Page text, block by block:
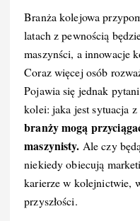
Branża kolejowa
latach z pewnością
maszynści, a innowacje
Coraz więcej osób
Pojawia się jednak
kolei: jaka jest sytuacja
branży mogą
maszynisty. Ale czy
niekiedy obiecują
karierze w kolejnictwie,
przyszłości.